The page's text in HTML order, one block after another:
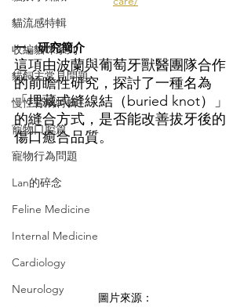
貓流感特輯
收編貓咪系列
貓飼主常見問題
慢性腎病特輯
寵物口腔篇
寵物行為問題
Lan的碎念
Feline Medicine
Internal Medicine
Cardiology
Neurology
一、研究簡介
這項由波蘭與葡萄牙獸醫團隊合作
的前瞻性研究，探討了一種名為
「埋藏式縫線結（buried knot）」
的縫合方式，是否能改善拔牙後的
傷口癒合品質。
圖片來源：